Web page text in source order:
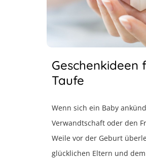
Geschenkideen
Taufe
Wenn sich ein Baby
Verwandtschaft oder den
Weile vor der Geburt
glücklichen Eltern und